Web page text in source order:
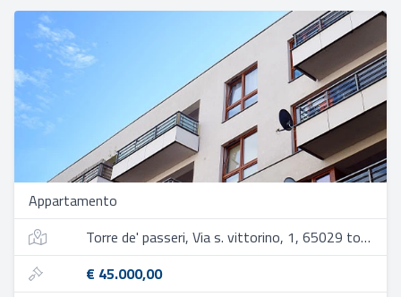
Appartamento
Torre de' passeri, Via s. vittorino, 1, 65029 torre de' passeri pe, italia
€ 45.000,00